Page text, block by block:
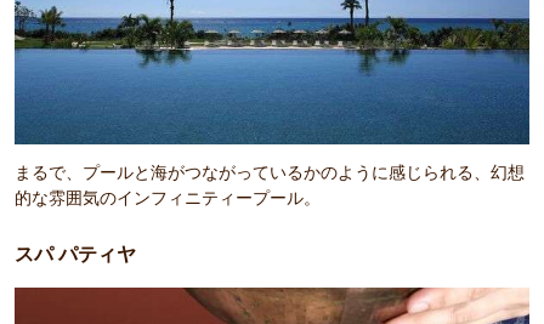
まるで、プールと海がつながっているかのように感じられる、幻想
的な雰囲気のインフィニティープール。
スパ パティヤ